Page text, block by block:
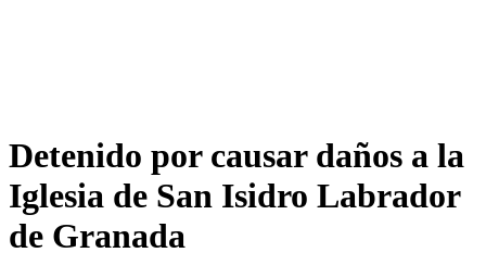
Detenido por causar daños a la
Iglesia de San Isidro Labrador
de Granada